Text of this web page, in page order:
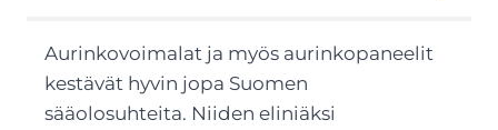
Aurinkovoimalat ja myös aurinkopaneelit
kestävät hyvin jopa Suomen
sääolosuhteita. Niiden eliniäksi